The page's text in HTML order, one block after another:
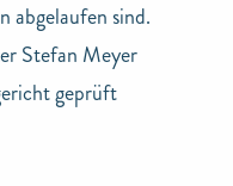
abgelaufen sind.
Stefan Meyer
geprüft